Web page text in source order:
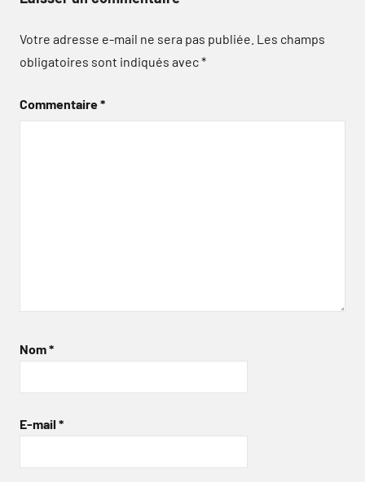
Votre adresse e-mail ne sera pas publiée. Les champs
obligatoires sont indiqués avec*
Commentaire*
Nom*
E-mail *